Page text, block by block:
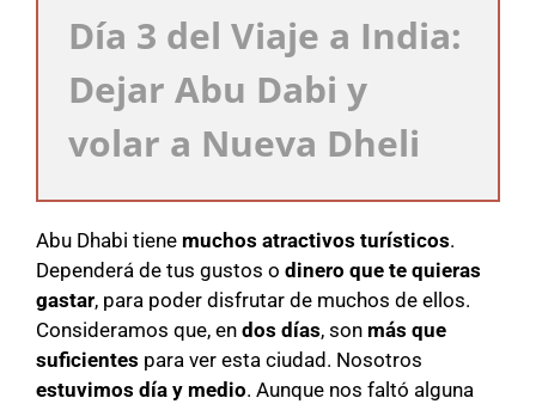
Día 3 del Viaje a India:
Dejar Abu Dabi y
volar a Nueva Dheli
Abu Dhabi tiene muchos atractivos turísticos.
Dependerá de tus gustos o dinero que te quieras
gastar, para poder disfrutar de muchos de ellos.
Consideramos que, en dos días, son más que
suficientes para ver esta ciudad. Nosotros
estuvimos día y medio. Aunque nos faltó alguna